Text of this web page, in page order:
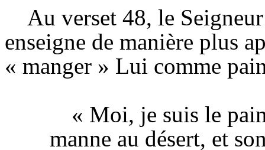
Au verset 48, le
enseigne de manière plus
« manger » Lui comme
« Moi, je suisle
manne au désert, et